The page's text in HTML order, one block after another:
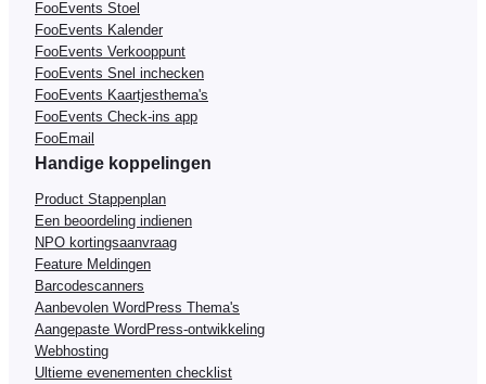
FooEvents Stoel
FooEvents Kalender
FooEvents Verkooppunt
FooEvents Snel inchecken
FooEvents Kaartjesthema's
FooEvents Check-ins app
FooEmail
Handige koppelingen
Product Stappenplan
Een beoordeling indienen
NPO kortingsaanvraag
Feature Meldingen
Barcodescanners
Aanbevolen WordPress Thema's
Aangepaste WordPress-ontwikkeling
Webhosting
Ultieme evenementen checklist